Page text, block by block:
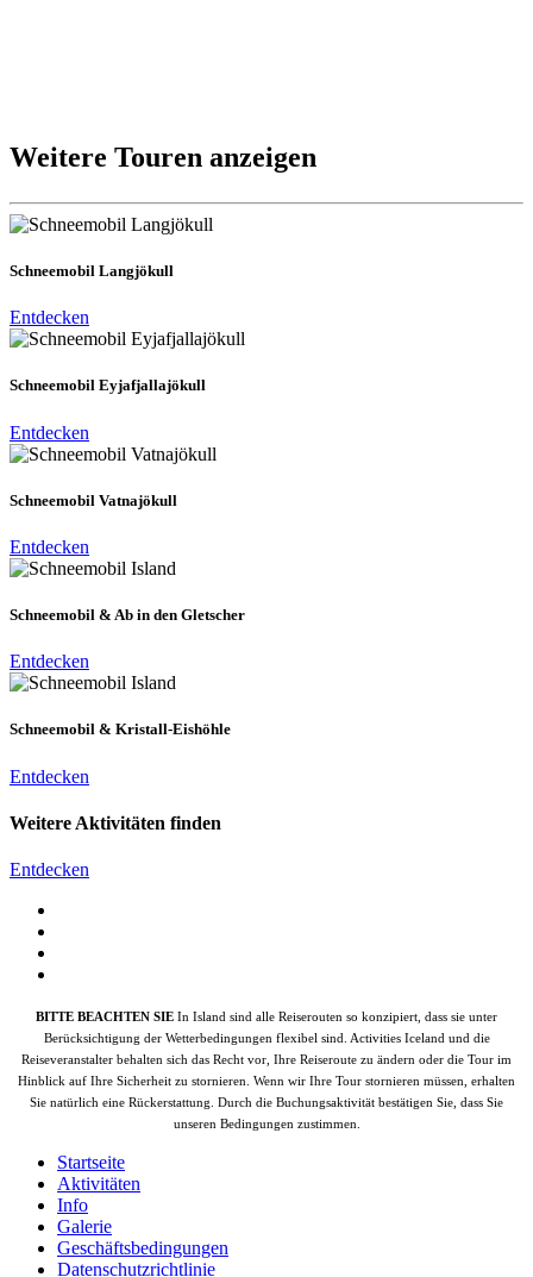
Weitere Touren anzeigen
Schneemobil Langjökull
Entdecken
Schneemobil Eyjafjallajökull
Entdecken
Schneemobil Vatnajökull
Entdecken
Schneemobil & Ab in den Gletscher
Entdecken
Schneemobil & Kristall-Eishöhle
Entdecken
Weitere Aktivitäten finden
Entdecken
BITTE BEACHTEN SIE In Island sind alle Reiserouten so konzipiert, dass sie unter
Berücksichtigung der Wetterbedingungen flexibel sind. Activities Iceland und die
Reiseveranstalter behalten sich das Recht vor, Ihre Reiseroute zu ändern oder die Tour im
Hinblick auf Ihre Sicherheit zu stornieren. Wenn wir Ihre Tour stornieren müssen, erhalten
Sie natürlich eine Rückerstattung. Durch die Buchungsaktivität bestätigen Sie, dass Sie
unseren Bedingungen zustimmen.
Startseite
Aktivitäten
Info
Galerie
Geschäftsbedingungen
Datenschutzrichtlinie